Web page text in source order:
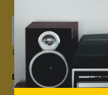
Quando invii il modulo,
Dicci qualcosa in più su
Sono un privato